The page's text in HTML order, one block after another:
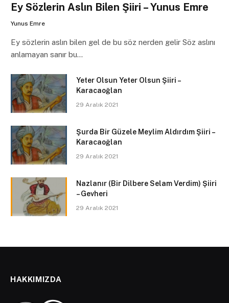
Ey Sözlerin Aslın Bilen Şiiri – Yunus Emre
Yunus Emre
Ey sözlerin aslın bilen gel de bu söz nerden gelir Söz aslını
anlamayan sanır bu…
Yeter Olsun Yeter Olsun Şiiri –
Karacaoğlan
29 Aralık 2021
Şurda Bir Güzele Meylim Aldırdım Şiiri –
Karacaoğlan
29 Aralık 2021
Nazlanır (Bir Dilbere Selam Verdim) Şiiri
– Gevheri
29 Aralık 2021
HAKKIMIZDA